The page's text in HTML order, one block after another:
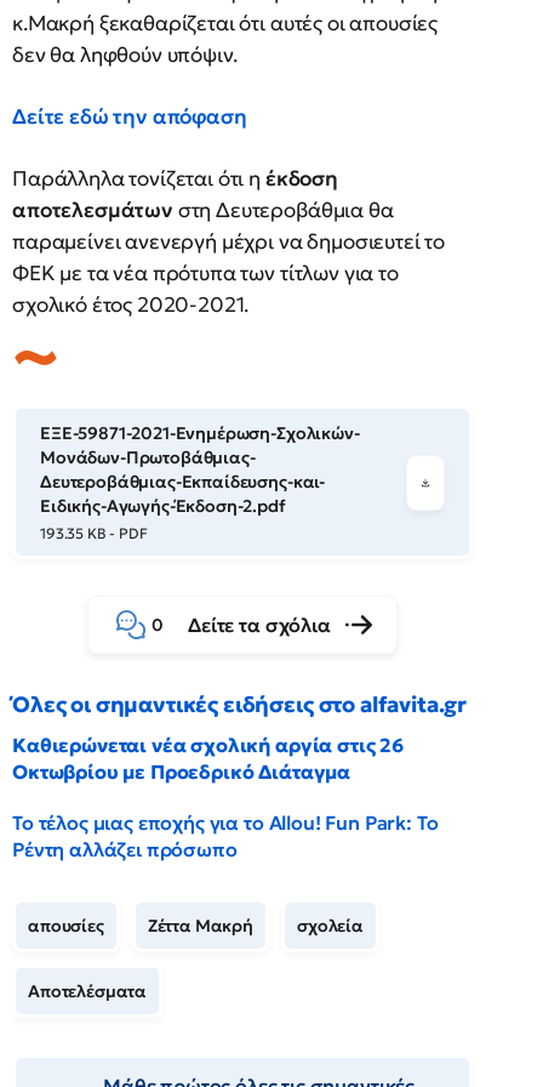
κ.Μακρή ξεκαθαρίζεται ότι αυτές οι απουσίες
δεν θα ληφθούν υπόψιν.
Δείτε εδώ την απόφαση
Παράλληλα τονίζεται ότι η έκδοση
αποτελεσμάτων στη Δευτεροβάθμια θα
παραμείνει ανενεργή μέχρι να δημοσιευτεί το
ΦΕΚ με τα νέα πρότυπα των τίτλων για το
σχολικό έτος 2020-2021.
ΕΞΕ-59871-2021-Ενημέρωση-Σχολικών-
Μονάδων-Πρωτοβάθμιας-
Δευτεροβάθμιας-Εκπαίδευσης-και-
Ειδικής-Αγωγής-Έκδοση-2.pdf
193.35 KB - PDF
0 Δείτε τα σχόλια
Όλες οι σημαντικές ειδήσεις στο alfavita.gr
Καθιερώνεται νέα σχολική αργία στις 26
Οκτωβρίου με Προεδρικό Διάταγμα
Το τέλος μιας εποχής για το Allou! Fun Park: Το
Ρέντη αλλάζει πρόσωπο
απουσίες Ζέττα Μακρή σχολεία
Αποτελέσματα